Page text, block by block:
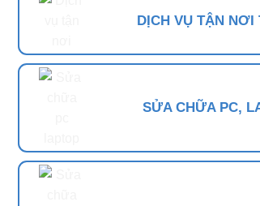
DỊCH VỤ TẬN NƠI
SỬA CHỮA PC,